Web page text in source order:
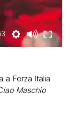
a Forza Italia
Maschio